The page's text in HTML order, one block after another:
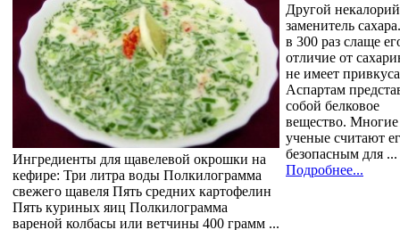
Ингредиенты для щавелевой окрошки на
кефире: Три литра воды Полкилограмма
свежего щавеля Пять средних картофелин
Пять куриных яиц Полкилограмма
вареной колбасы или ветчины 400 грамм ...
Другой
заменитель
в 300 раз слаще
отличие от
не имеет
Аспартам
собой белковое
вещество. Многие
ученые считают
безопасным для ...
Подробнее...